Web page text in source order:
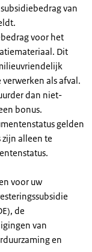
van
voor het
Dit
als afval.
dan niet-
bonus.
gelden
alleen te
voor uw
de
van
en